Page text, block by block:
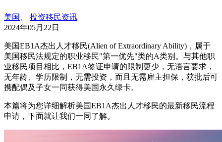
美国
投资移民资讯
2024年05月22日
美国EB1A杰出人才移民(Alien of Extraordinary Ability)，属于
美国移民法规定的职业移民"第一优先"类的A类别。与其他职
业移民项目相比，EB1A签证申请的限制更少，无语言要求，
无年龄、学历限制，无需投资，而且无需雇主担保，获批后可
携配偶及子女一同获得美国永久绿卡。
本篇将为您详细解析美国EB1A杰出人才移民的最新移民流程
申请，下面就让我们一同了解。